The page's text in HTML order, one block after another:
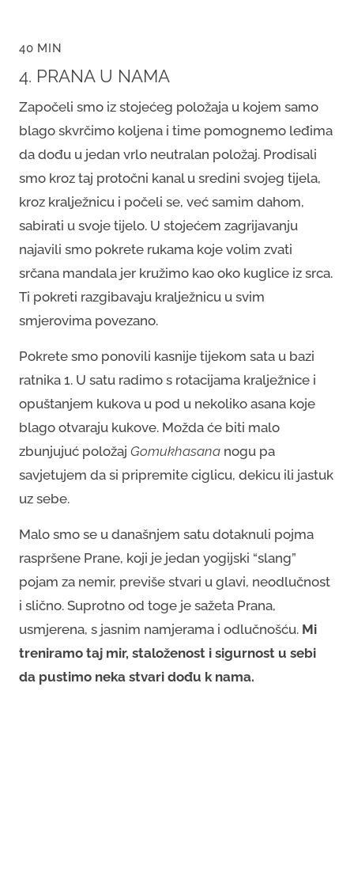
40 MIN
4. PRANA U NAMA
Započeli smo iz stojećeg položaja u kojem samo
blago skvrčimo koljena i time pomognemo leđima
da dođu u jedan vrlo neutralan položaj. Prodisali
smo kroz taj protočni kanal u sredini svojeg tijela,
kroz kralježnicu i počeli se, već samim dahom,
sabirati u svoje tijelo. U stojećem zagrijavanju
najavili smo pokrete rukama koje volim zvati
srčana mandala jer kružimo kao oko kuglice iz srca.
Ti pokreti razgibavaju kralježnicu u svim
smjerovima povezano.
Pokrete smo ponovili kasnije tijekom sata u bazi
ratnika 1. U satu radimo s rotacijama kralježnice i
opuštanjem kukova u pod u nekoliko asana koje
blago otvaraju kukove. Možda će biti malo
zbunjujuć položaj Gomukhasana nogu pa
savjetujem da si pripremite ciglicu, dekicu ili jastuk
uz sebe.
Malo smo se u današnjem satu dotaknuli pojma
raspršene Prane, koji je jedan yogijski “slang”
pojam za nemir, previše stvari u glavi, neodlučnost
i slično. Suprotno od toge je sažeta Prana,
usmjerena, s jasnim namjerama i odlučnošću. Mi
treniramo taj mir, staloženost i sigurnost u sebi
da pustimo neka stvari dođu k nama.